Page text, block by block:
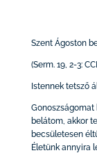
Szent Ágoston
(Serm. 19, 2-3:
Istennek tetsző
Gonoszságomat
belátom, akkor
becsületesen
Életünk annyira